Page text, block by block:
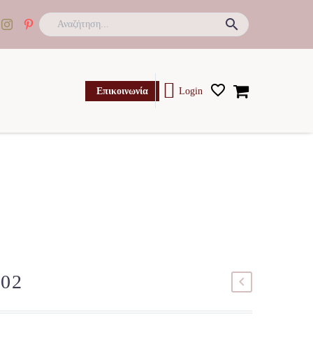
Επικοινωνία  Login